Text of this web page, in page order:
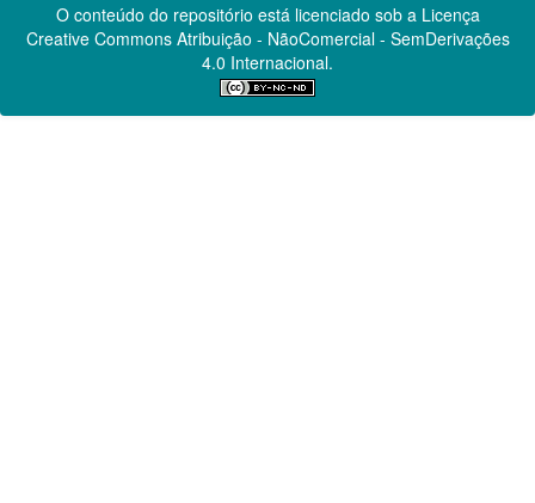
O conteúdo do repositório está licenciado sob a Licença
Creative CommonsAtribuição - NãoComercial - SemDerivações
4.0 Internacional.